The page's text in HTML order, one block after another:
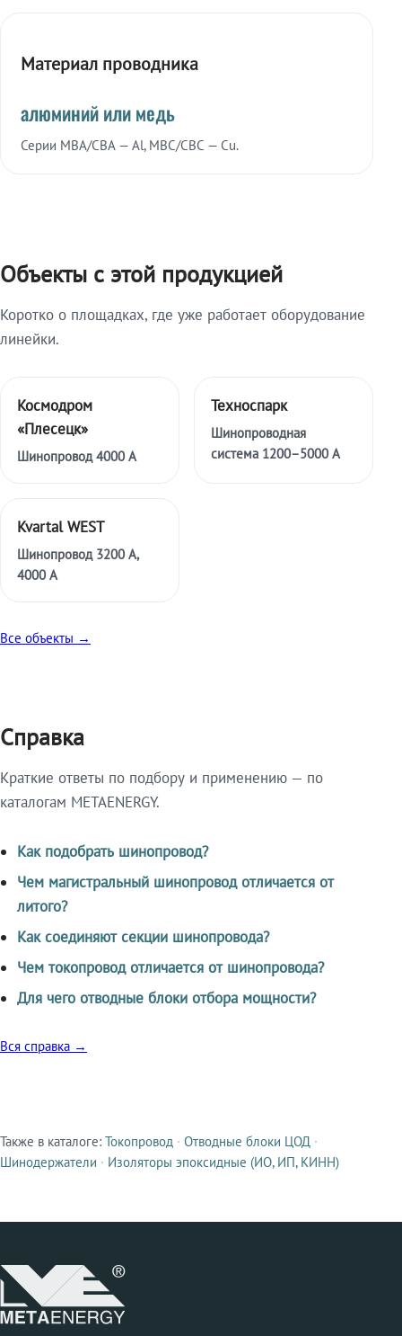
Материал проводника
алюминий или медь
Серии МВА/СВА — Al, МВС/СВС — Cu.
Объекты с этой продукцией
Коротко о площадках, где уже работает оборудование
линейки.
Космодром
«Плесецк»
Шинопровод 4000 А
Техноспарк
Шинопроводная
система 1200–5000 А
Kvartal WEST
Шинопровод 3200 А,
4000 А
Все объекты →
Справка
Краткие ответы по подбору и применению — по
каталогам METAENERGY.
Как подобрать шинопровод?
Чем магистральный шинопровод отличается от
литого?
Как соединяют секции шинопровода?
Чем токопровод отличается от шинопровода?
Для чего отводные блоки отбора мощности?
Вся справка →
Смежные продукты
Также в каталоге: Токопровод · Отводные блоки ЦОД ·
Шинодержатели · Изоляторы эпоксидные (ИО, ИП, КИНН)